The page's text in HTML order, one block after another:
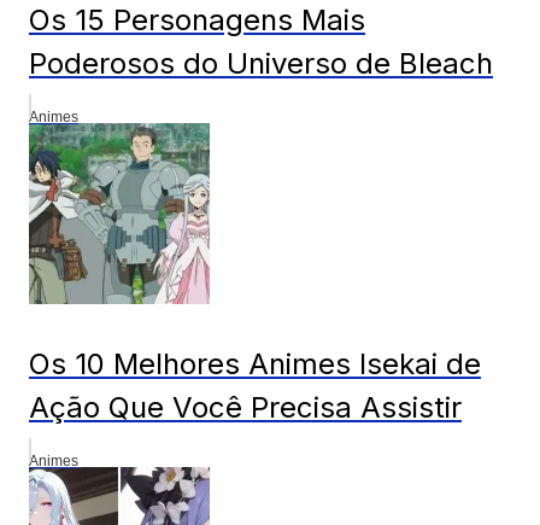
Os 15 Personagens Mais
Poderosos do Universo de Bleach
Animes
Os 10 Melhores Animes Isekai de
Ação Que Você Precisa Assistir
Animes